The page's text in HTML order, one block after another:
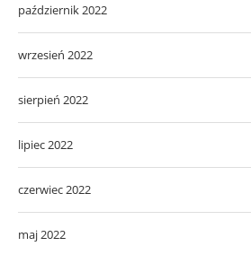
październik 2022
wrzesień 2022
sierpień 2022
lipiec 2022
czerwiec 2022
maj 2022